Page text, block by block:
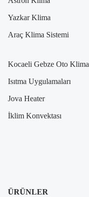
Yazkar Klima
Araç Klima Sistemi
Kocaeli Gebze Oto Klima
Isıtma Uygulamaları
Jova Heater
İklim Konvektası
ÜRÜNLER